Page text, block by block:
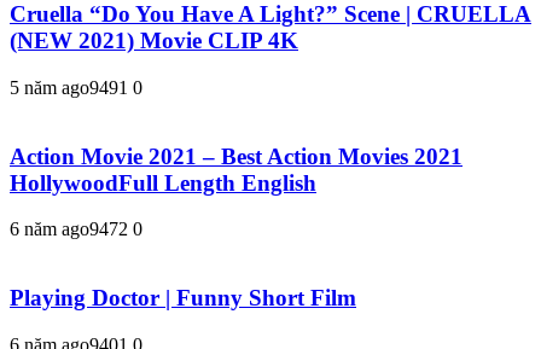
Cruella “Do You Have A Light?” Scene | CRUELLA
(NEW 2021) Movie CLIP 4K
5 năm ago9491 0
Action Movie 2021 – Best Action Movies 2021
HollywoodFull Length English
6 năm ago9472 0
Playing Doctor | Funny Short Film
6 năm ago9401 0